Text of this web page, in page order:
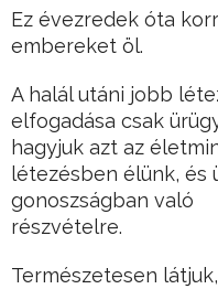
Ez évezredek óta
embereket öl.
A halál utáni jobb
elfogadása csak
hagyjuk azt az
létezésben élünk, és
gonoszságban való
részvételre.
Természetesen